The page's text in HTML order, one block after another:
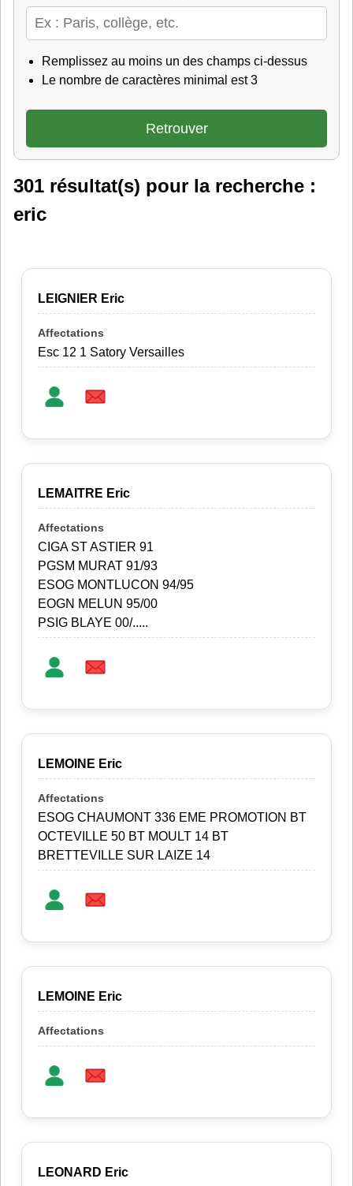
Remplissez au moins un des champs ci-dessus
Le nombre de caractères minimal est 3
301 résultat(s) pour la recherche :
eric
LEIGNIER Eric
Esc 12 1 Satory Versailles
LEMAITRE Eric
CIGA ST ASTIER 91
PGSM MURAT 91/93
ESOG MONTLUCON 94/95
EOGN MELUN 95/00
PSIG BLAYE 00/.....
LEMOINE Eric
ESOG CHAUMONT 336 EME PROMOTION BT
OCTEVILLE 50 BT MOULT 14 BT
BRETTEVILLE SUR LAIZE 14
LEMOINE Eric
LEONARD Eric